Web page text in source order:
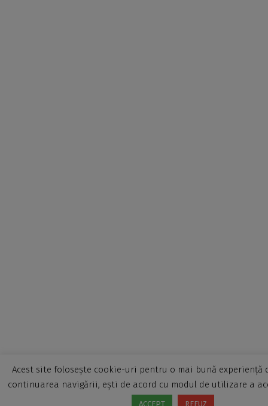
Acest site folosește cookie-uri pentru o mai bună experiență
continuarea navigării, ești de acord cu modul de utilizare a
ACCEPT REFUZ